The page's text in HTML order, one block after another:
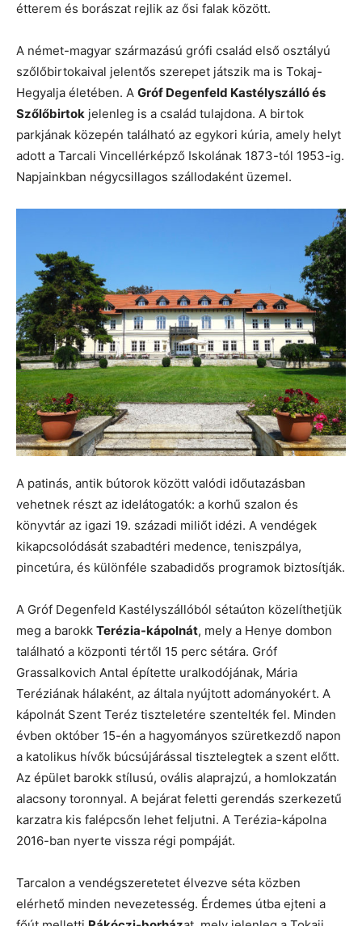
étterem és borászat rejlik az ősi falak között.
A német-magyar származású grófi család első osztályú
szőlőbirtokaival jelentős szerepet játszik ma is Tokaj-
Hegyalja életében. A Gróf Degenfeld Kastélyszálló és
Szőlőbirtok jelenleg is a család tulajdona. A birtok
parkjának közepén található az egykori kúria, amely helyt
adott a Tarcali Vincellérképző Iskolának 1873-tól 1953-ig.
Napjainkban négycsillagos szállodaként üzemel.
A patinás, antik bútorok között valódi időutazásban
vehetnek részt az idelátogatók: a korhű szalon és
könyvtár az igazi 19. századi miliőt idézi. A vendégek
kikapcsolódását szabadtéri medence, teniszpálya,
pincetúra, és különféle szabadidős programok biztosítják.
A Gróf Degenfeld Kastélyszállóból sétaúton közelíthetjük
meg a barokk Terézia-kápolnát, mely a Henye dombon
található a központi tértől 15 perc sétára. Gróf
Grassalkovich Antal építette uralkodójának, Mária
Teréziának hálaként, az általa nyújtott adományokért. A
kápolnát Szent Teréz tiszteletére szentelték fel. Minden
évben október 15-én a hagyományos szüretkezdő napon
a katolikus hívők búcsújárással tisztelegtek a szent előtt.
Az épület barokk stílusú, ovális alaprajzú, a homlokzatán
alacsony toronnyal. A bejárat feletti gerendás szerkezetű
karzatra kis falépcsőn lehet feljutni. A Terézia-kápolna
2016-ban nyerte vissza régi pompáját.
Tarcalon a vendégszeretetet élvezve séta közben
elérhető minden nevezetesség. Érdemes útba ejteni a